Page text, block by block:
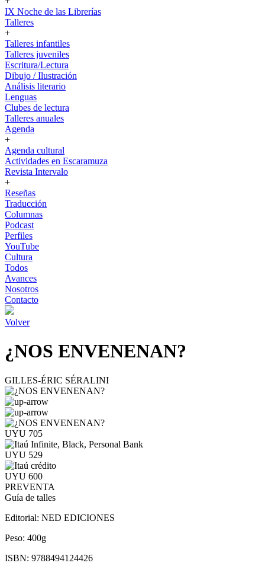
IX Noche de las Librerías
Talleres
+
Talleres infantiles
Talleres juveniles
Escritura/Lectura
Dibujo / Ilustración
Análisis literario
Lenguas
Clubes de lectura
Talleres anuales
Agenda
+
Agenda cultural
Actividades en Escaramuza
Revista Intervalo
+
Reseñas
Traducción
Columnas
Podcast
Perfiles
YouTube
Cultura
Todos
Avances
Nosotros
Contacto
Volver
¿NOS ENVENENAN?
GILLES-ÉRIC SÉRALINI
UYU 705
UYU 529
UYU 600
PREVENTA
Guía de talles
Editorial: NED EDICIONES
Peso: 400g
ISBN: 9788494124426